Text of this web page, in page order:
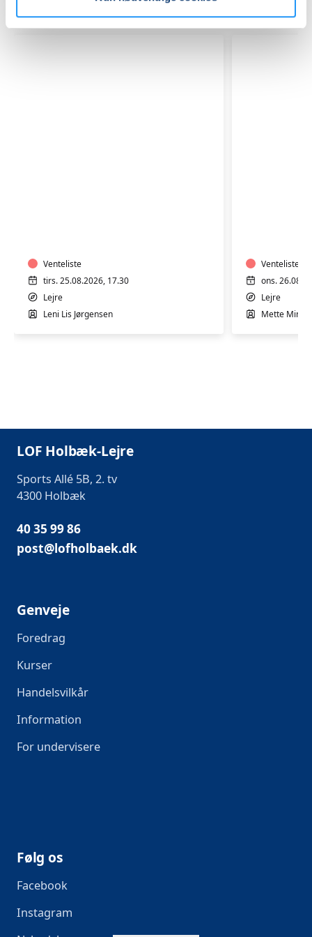
Relaterede hold
Venteliste
tirs. 25.08.2026, 17.30
Lejre
Leni Lis Jørgensen
Venteliste
ons.
Lejre
Mette Minor
LOF Holbæk-Lejre
Sports Allé 5B, 2. tv
4300 Holbæk
40 35 99 86
post@lofholbaek.dk
Genveje
Foredrag
Kurser
Handelsvilkår
Information
For undervisere
Følg os
Facebook
Instagram